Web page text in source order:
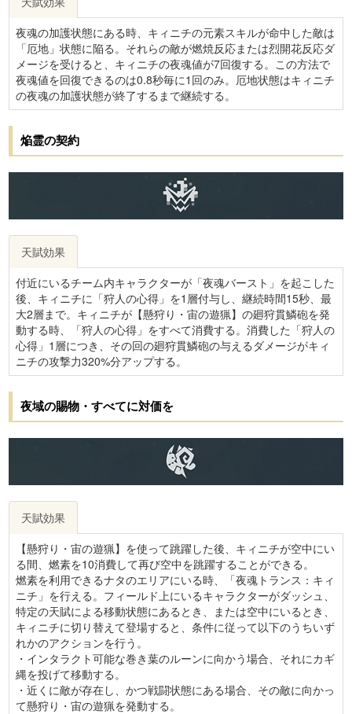
夜魂の加護状態にある時、キィニチの元素スキルが命中した敵は
「厄地」状態に陥る。それらの敵が燃焼反応または烈開花反応ダ
メージを受けると、キィニチの夜魂値が7回復する。この方法で
夜魂値を回復できるのは0.8秒毎に1回のみ。厄地状態はキィニチ
の夜魂の加護状態が終了するまで継続する。
焔霊の契約
天賦効果
付近にいるチーム内キャラクターが「夜魂バースト」を起こした
後、キィニチに「狩人の心得」を1層付与し、継続時間15秒、最
大2層まで。キィニチが【懸狩り・宙の遊猟】の廻狩貫鱗砲を発
動する時、「狩人の心得」をすべて消費する。消費した「狩人の
心得」1層につき、その回の廻狩貫鱗砲の与えるダメージがキィ
ニチの攻撃力320%分アップする。
夜域の賜物・すべてに対価を
天賦効果
【懸狩り・宙の遊猟】を使って跳躍した後、キィニチが空中にい
る間、燃素を10消費して再び空中を跳躍することができる。
燃素を利用できるナタのエリアにいる時、「夜魂トランス：キィ
ニチ」を行える。フィールド上にいるキャラクターがダッシュ、
特定の天賦による移動状態にあるとき、または空中にいるとき、
キィニチに切り替えて登場すると、条件に従って以下のうちいず
れかのアクションを行う。
・インタラクト可能な巻き葉のルーンに向かう場合、それにカギ
縄を投げて移動する。
・近くに敵が存在し、かつ戦闘状態にある場合、その敵に向かっ
て懸狩り・宙の遊猟を発動する。